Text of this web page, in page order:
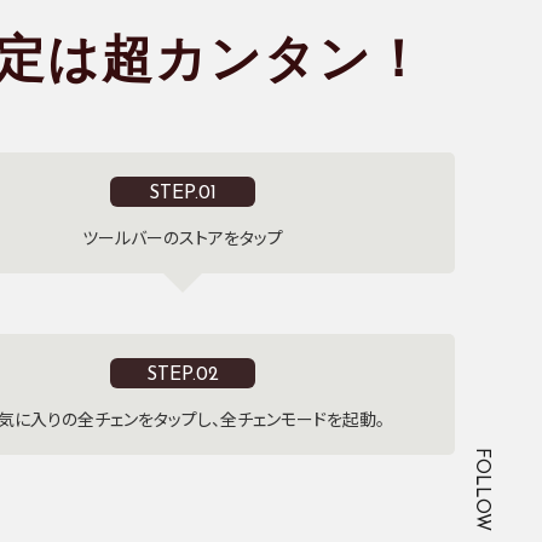
FOLLOW
は超カンタン！
STEP.01
ツールバーのストアをタップ
STEP.02
に入りの全チェンをタップし、全チェンモードを起動。